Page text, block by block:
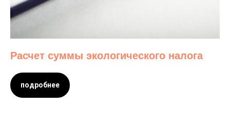
Расчет суммы экологического налога
подробнее